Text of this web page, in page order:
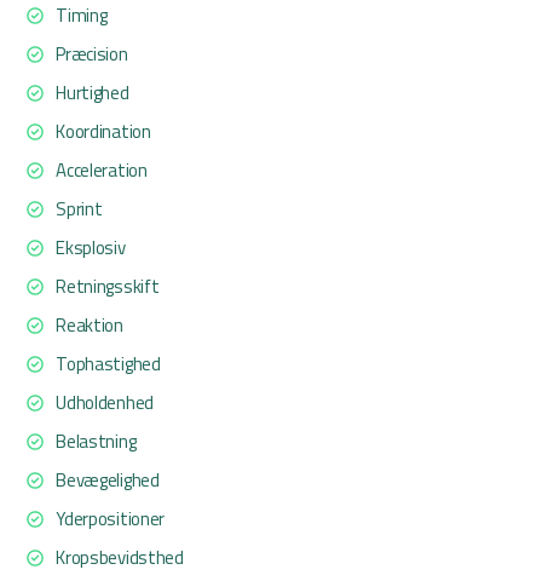
Timing
Præcision
Hurtighed
Koordination
Acceleration
Sprint
Eksplosiv
Retningsskift
Reaktion
Tophastighed
Udholdenhed
Belastning
Bevægelighed
Yderpositioner
Kropsbevidsthed